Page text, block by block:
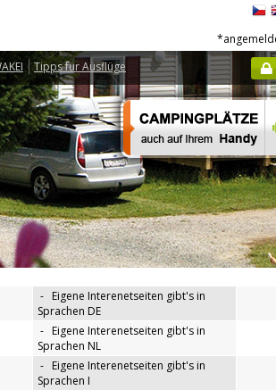
Tipps für Ausflüge
- Eigene Interenetseiten gibt's in
Sprachen DE
- Eigene Interenetseiten gibt's in
Sprachen NL
- Eigene Interenetseiten gibt's in
Sprachen I